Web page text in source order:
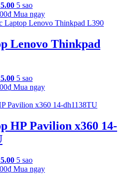
5.00 5 sao
₫Giá
hiện
là:
290.000₫.
Mua ngay
Lenovo Thinkpad
5.00 5 sao
₫Giá
tại
510.000₫.
Mua ngay
HP Pavilion x360 14-
5.00 5 sao
₫Giá
Mua ngay